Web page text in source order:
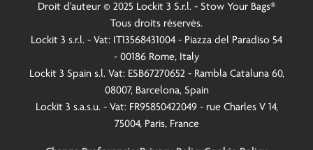
Droit d'auteur © 2025 Lockit 3 S.r.l. - Stow Your Bags®
Tous droits réservés.
Lockit 3 s.r.l. - Vat: IT13568431004 - Piazza del Paradiso 54
- 00186 Rome, Italy
Lockit 3 Spain s.l. Vat: ESB67270652 - Rambla Cataluna 60,
08007, Barcelona, Spain
Lockit 3 s.a.s.u. - Vat: FR95850422049 - rue Charles V 14,
75004, Paris, France